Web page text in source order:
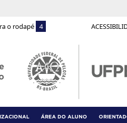
o rodapé 4
ÁREA DO ALUNO